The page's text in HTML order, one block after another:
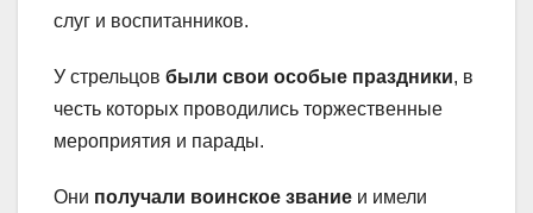
слуг и воспитанников.
У стрельцов были свои особые праздники, в
честь которых проводились торжественные
мероприятия и парады.
Они получали воинское звание и имели